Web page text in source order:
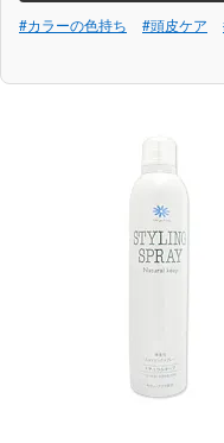
#カラーの色持ち #頭皮ケア